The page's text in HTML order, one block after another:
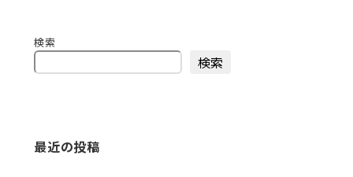
検索
検索
最近の投稿